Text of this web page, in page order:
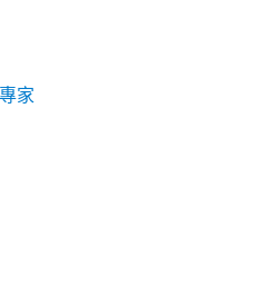
家